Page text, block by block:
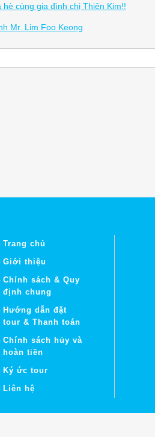
cùng gia đình chị Thiên Kim!!
Mr. Lim Foo Keong
Trang chủ
Giới thiệu
Chính sách & Quy
định chung
Hướng dẫn đặt
tour & Thanh toán
Chính sách hủy và
hoàn tiền
Ký ức tour
Liên hệ